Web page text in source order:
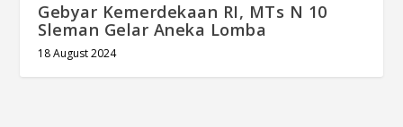
Gebyar Kemerdekaan RI, MTs N 10
Sleman Gelar Aneka Lomba
18 August 2024